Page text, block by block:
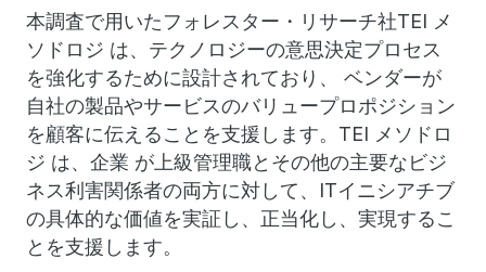
本調査で用いたフォレスター・リサーチ社TEI メ
ソドロジ は、テクノロジーの意思決定プロセス
を強化するために設計されており、 ベンダーが
自社の製品やサービスのバリュープロポジション
を顧客に伝えることを支援します。TEI メソドロ
ジ は、企業 が上級管理職とその他の主要なビジ
ネス利害関係者の両方に対して、ITイニシアチブ
の具体的な価値を実証し、正当化し、実現するこ
とを支援します。